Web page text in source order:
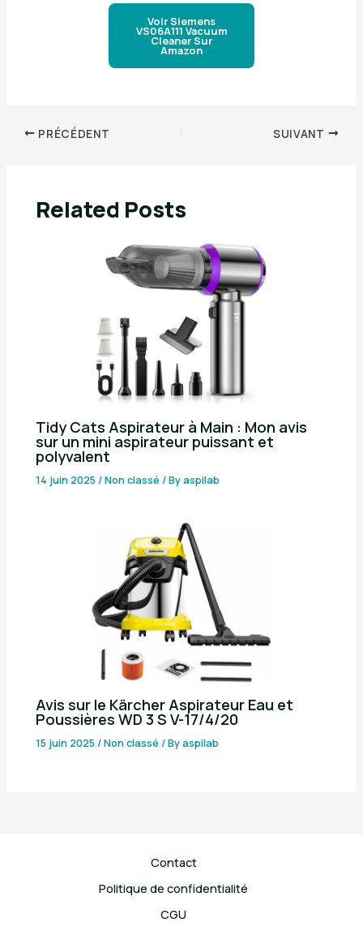
Voir Siemens
VS06A111 Vacuum
Cleaner Sur
Amazon
PRÉCÉDENT SUIVANT
Related Posts
Tidy Cats Aspirateur à Main : Mon avis
sur un mini aspirateur puissant et
polyvalent
14 juin 2025/Non classé / Byaspilab
Avis sur le Kärcher Aspirateur Eau et
Poussières WD 3 S V-17/4/20
15 juin 2025/Non classé / Byaspilab
Contact
Politique de confidentialité
CGU